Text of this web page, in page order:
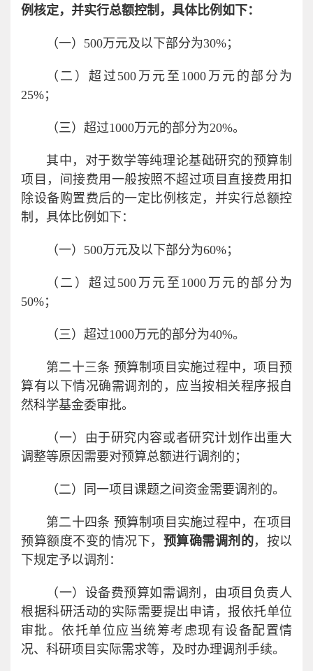
例核定，并实行总额控制，具体比例如下：
（一）500万元及以下部分为30%；
（二）超过500万元至1000万元的部分为
25%；
（三）超过1000万元的部分为20%。
其中，对于数学等纯理论基础研究的预算制
项目，间接费用一般按照不超过项目直接费用扣
除设备购置费后的一定比例核定，并实行总额控
制，具体比例如下：
（一）500万元及以下部分为60%；
（二）超过500万元至1000万元的部分为
50%；
（三）超过1000万元的部分为40%。
第二十三条 预算制项目实施过程中，项目预
算有以下情况确需调剂的，应当按相关程序报自
然科学基金委审批。
（一）由于研究内容或者研究计划作出重大
调整等原因需要对预算总额进行调剂的；
（二）同一项目课题之间资金需要调剂的。
第二十四条 预算制项目实施过程中，在项目
预算额度不变的情况下， 预算确需调剂的，按以
下规定予以调剂：
（一）设备费预算如需调剂，由项目负责人
根据科研活动的实际需要提出申请，报依托单位
审批。依托单位应当统筹考虑现有设备配置情
况、科研项目实际需求等，及时办理调剂手续。